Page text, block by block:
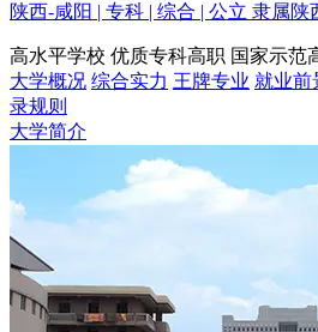
陕西-咸阳 | 专科 | 综合 | 公立 隶属陕
高水平学校 优质专科高职 国家示范
大学概况 综合实力 王牌专业 就业前
录规则
大学简介